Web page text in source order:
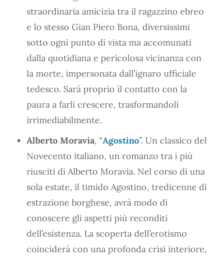
straordinaria amicizia tra il ragazzino ebreo
e lo stesso Gian Piero Bona, diversissimi
sotto ogni punto di vista ma accomunati
dalla quotidiana e pericolosa vicinanza con
la morte, impersonata dall’ignaro ufficiale
tedesco. Sarà proprio il contatto con la
paura a farli crescere, trasformandoli
irrimediabilmente.
Alberto Moravia, “Agostino”. Un classico del
Novecento italiano, un romanzo tra i più
riusciti di Alberto Moravia. Nel corso di una
sola estate, il timido Agostino, tredicenne di
estrazione borghese, avrà modo di
conoscere gli aspetti più reconditi
dell’esistenza. La scoperta dell’erotismo
coinciderà con una profonda crisi interiore,